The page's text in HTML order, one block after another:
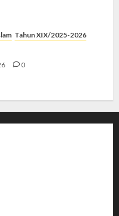
Tahun XIX/2025-2026
0